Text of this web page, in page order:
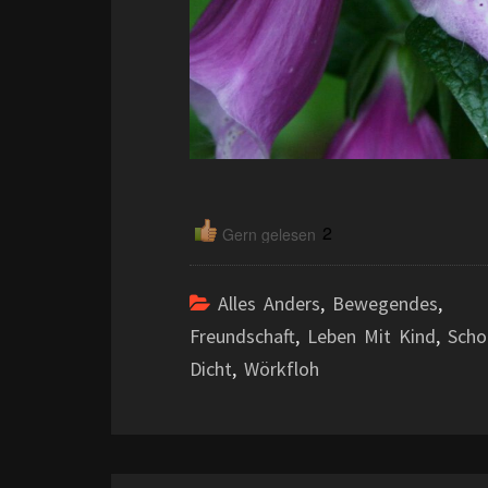
Gern gelesen 2
Alles Anders, Bewegendes,
Freundschaft, Leben Mit Kind,
Dicht, Wörkfloh